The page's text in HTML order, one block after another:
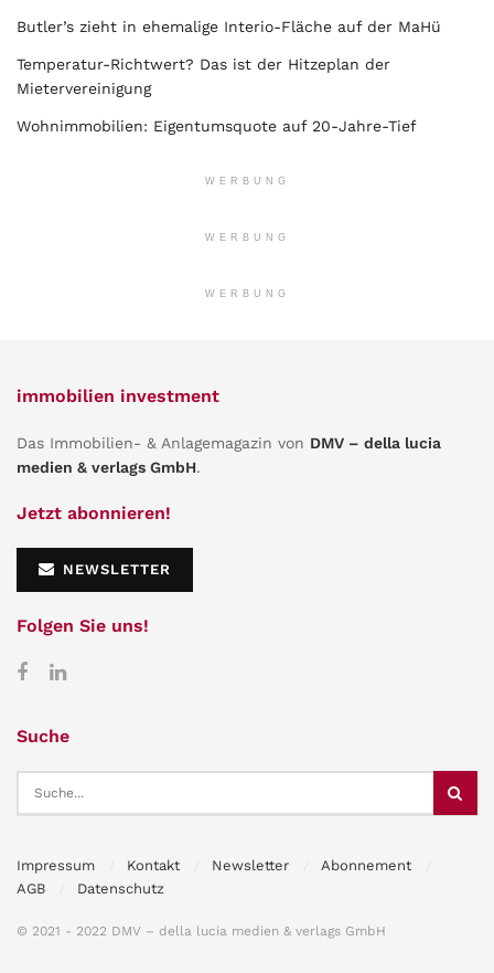
Butler’s zieht in ehemalige Interio-Fläche auf der MaHü
Temperatur-Richtwert? Das ist der Hitzeplan der
Mietervereinigung
Wohnimmobilien: Eigentumsquote auf 20-Jahre-Tief
WERBUNG
WERBUNG
WERBUNG
immobilien investment
Das Immobilien- & Anlagemagazin von DMV – della lucia
medien & verlags GmbH.
Jetzt abonnieren!
NEWSLETTER
Folgen Sie uns!
Suche
Impressum Kontakt Newsletter
Abonnement
AGB
Datenschutz
© 2021 - 2022 DMV – della lucia medien & verlags GmbH